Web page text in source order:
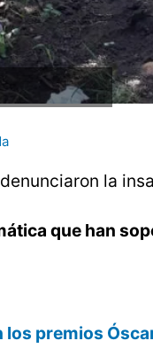
la
que han
los premios